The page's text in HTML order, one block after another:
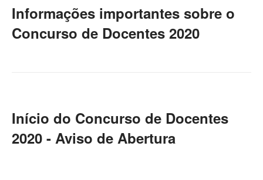
Informações importantes sobre o
Concurso de Docentes 2020
Início do Concurso de Docentes
2020 - Aviso de Abertura